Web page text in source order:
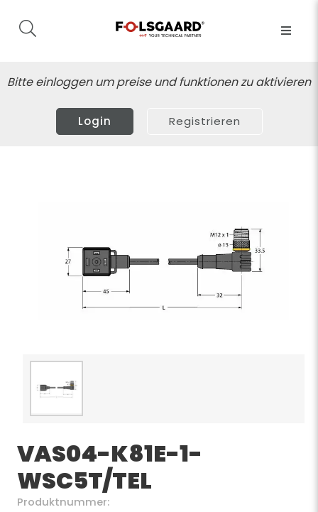
Bitte einloggen um preise und funktionen zu aktivieren
Login Registrieren
VAS04-K81E-1-
WSC5T/TEL
Produktnummer: